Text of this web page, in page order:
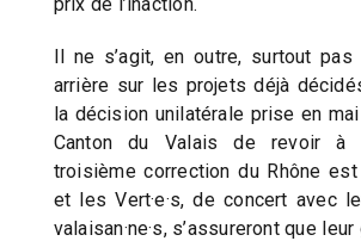
Il ne s’agit, en outre, surtout
arrière sur les projets déjà
la décision unilatérale prise en
Canton du Valais de revoir
troisième correction du Rhône est
et les Vert·e·s, de concert avec
valaisan·ne·s, s’assureront que